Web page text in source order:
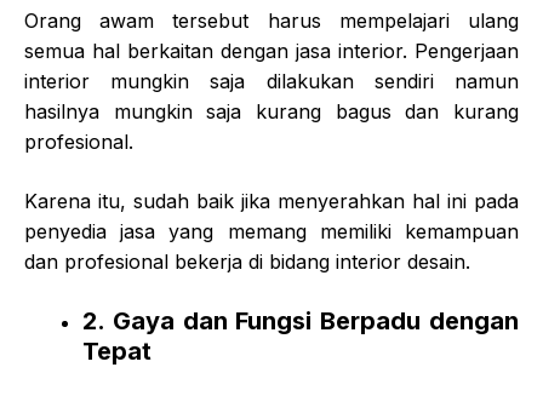
Orang awam tersebut harus mempelajari ulang
semua hal berkaitan dengan jasa interior. Pengerjaan
interior mungkin saja dilakukan sendiri namun
hasilnya mungkin saja kurang bagus dan kurang
profesional.
Karena itu, sudah baik jika menyerahkan hal ini pada
penyedia jasa yang memang memiliki kemampuan
dan profesional bekerja di bidang interior desain.
2. Gaya dan Fungsi Berpadu dengan
Tepat